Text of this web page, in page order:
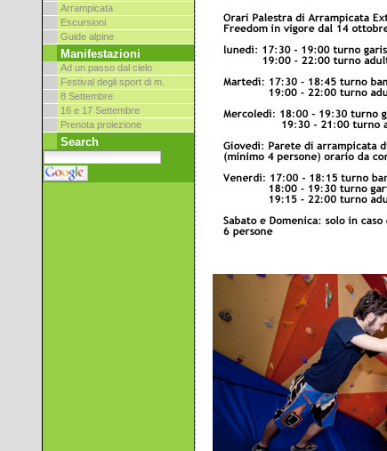
Arrampicata
Escursioni
Guide alpine
Manifestazioni
Ad un passo dal cielo
Festival degli sport di m.
8 Settembre
16 e 17 Settembre
Prenota proiezione
Search